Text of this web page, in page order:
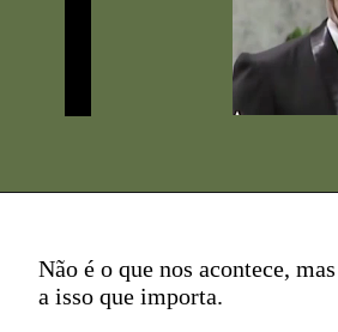
Não é o que nos acontece,
a isso que importa.